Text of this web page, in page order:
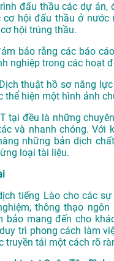
đấu thầu các dự
cơ hội đấu thầu ở
hội trúng thầu.
bảo rằng các báo
nghiệp trong các hoạt
thuật hồ sơ năng
hiện một hình ảnh
tại đều là những
và nhanh chóng.
những bản dịch
loại tài liệu.
tiếng Lào cho các
thông thạo
bảo mang đến cho
trì phong cách làm
truyền tải một cách rõ